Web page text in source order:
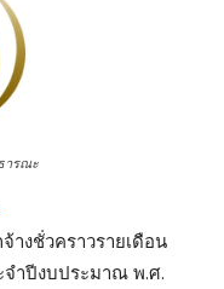
ารณะ
างชั่วคราวรายเดือน
ำปีงบประมาณ พ.ศ.